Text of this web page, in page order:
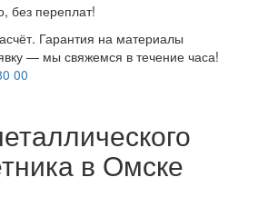
без переплат!
Гарантия на материалы
— мы свяжемся в течение часа!
00
в Омске